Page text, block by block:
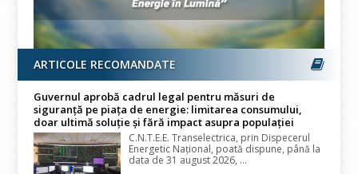
ARTICOLE RECOMANDATE
Guvernul aprobă cadrul legal pentru măsuri de
siguranță pe piața de energie: limitarea consumului,
doar ultimă soluție și fără impact asupra populației
C.N.T.E.E. Transelectrica, prin Dispecerul
Energetic Național, poată dispune, până la
data de 31 august 2026, ...